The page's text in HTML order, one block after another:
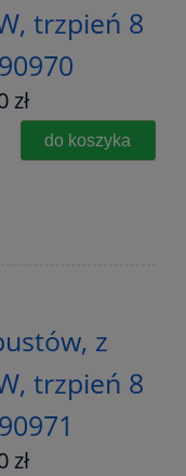
trzpień 8
zł
do koszyka
z
trzpień 8
zł